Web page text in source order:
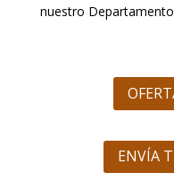
nuestro
ENVÍA